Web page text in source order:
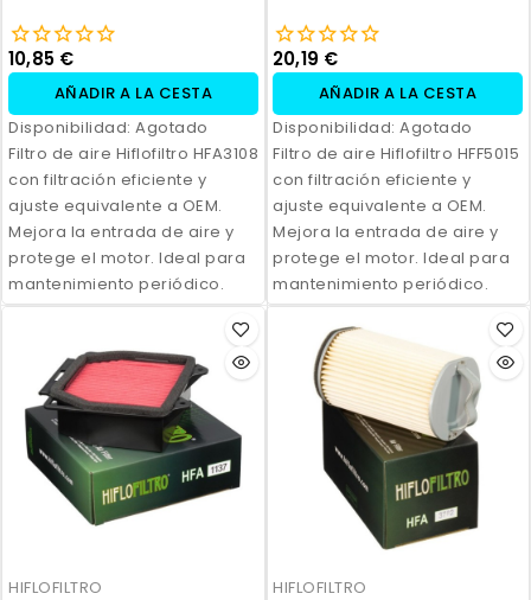
10,85 €
AÑADIR A LA CESTA
Disponibilidad: Agotado
Filtro de aire Hiflofiltro HFA3108
con filtración eficiente y
ajuste equivalente a OEM.
Mejora la entrada de aire y
protege el motor. Ideal para
mantenimiento periódico.
20,19 €
AÑADIR A LA CESTA
Disponibilidad: Agotado
Filtro de aire Hiflofiltro HFF5015
con filtración eficiente y
ajuste equivalente a OEM.
Mejora la entrada de aire y
protege el motor. Ideal para
mantenimiento periódico.
HIFLOFILTRO
HIFLOFILTRO